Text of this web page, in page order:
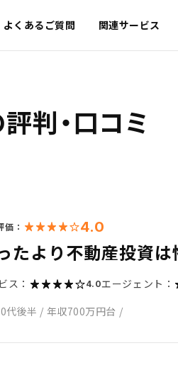
よくあるご質問 関連サービス
判・口コミ
価： 4.0
たより不動産投資
ス： 4.0エージェント：
代後半 / 年収700万円台 /